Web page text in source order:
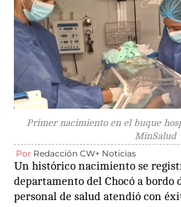
Primer nacimiento en el buque
MinSalud
Por Redacción CW+ Noticias
Un histórico nacimiento se
departamento del Chocó a bordo
personal de salud atendió con